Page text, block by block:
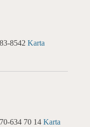
8542 Karta
634 70 14 Karta